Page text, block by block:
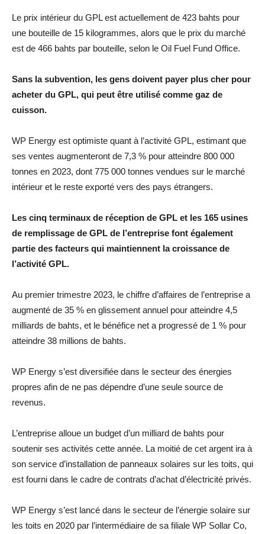
Le prix intérieur du GPL est actuellement de 423 bahts pour
une bouteille de 15 kilogrammes, alors que le prix du marché
est de 466 bahts par bouteille, selon le Oil Fuel Fund Office.
Sans la subvention, les gens doivent payer plus cher pour
acheter du GPL, qui peut être utilisé comme gaz de
cuisson.
WP Energy est optimiste quant à l’activité GPL, estimant que
ses ventes augmenteront de 7,3 % pour atteindre 800 000
tonnes en 2023, dont 775 000 tonnes vendues sur le marché
intérieur et le reste exporté vers des pays étrangers.
Les cinq terminaux de réception de GPL et les 165 usines
de remplissage de GPL de l’entreprise font également
partie des facteurs qui maintiennent la croissance de
l’activité GPL.
Au premier trimestre 2023, le chiffre d’affaires de l’entreprise a
augmenté de 35 % en glissement annuel pour atteindre 4,5
milliards de bahts, et le bénéfice net a progressé de 1 % pour
atteindre 38 millions de bahts.
WP Energy s’est diversifiée dans le secteur des énergies
propres afin de ne pas dépendre d’une seule source de
revenus.
L’entreprise alloue un budget d’un milliard de bahts pour
soutenir ses activités cette année. La moitié de cet argent ira à
son service d’installation de panneaux solaires sur les toits, qui
est fourni dans le cadre de contrats d’achat d’électricité privés.
WP Energy s’est lancé dans le secteur de l’énergie solaire sur
les toits en 2020 par l’intermédiaire de sa filiale WP Sollar Co,